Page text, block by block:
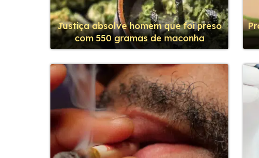
Justiça absolve homem que foi preso
com 550 gramas de maconha